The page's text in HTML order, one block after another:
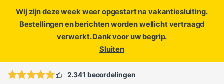
Wij zijn deze week weer opgestart na vakantiesluiting.
Bestellingen en berichten worden wellicht vertraagd
verwerkt. Dank voor uw begrip.
Sluiten
ofopen een ticket
2.341 beoordelingen